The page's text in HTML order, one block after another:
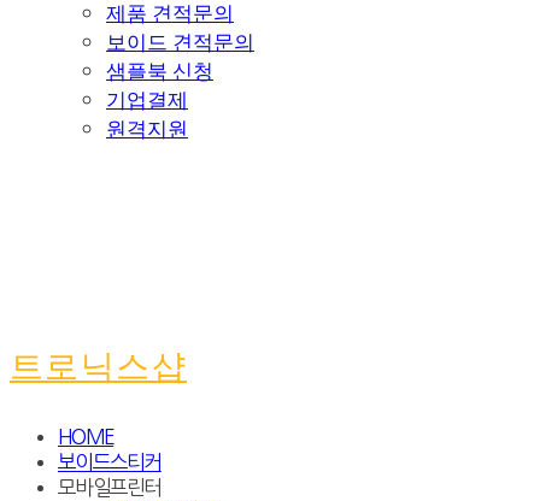
제품 견적문의
보이드 견적문의
샘플북 신청
기업결제
원격지원
트로닉스샵
HOME
보이드스티커
모바일프린터